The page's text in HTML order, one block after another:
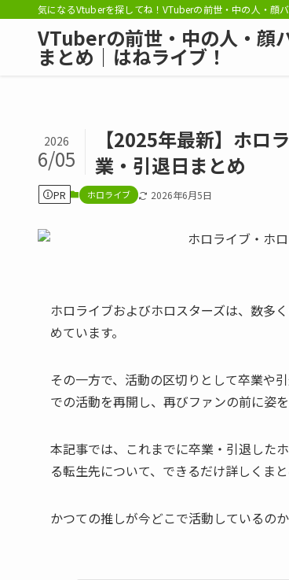
気になるVtuberを探してね！VTuberの前世・中の人・顔
VTuberの前世・中の人・顔
まとめ｜はねライブ！
【2025年最新】ホロ
業・引退日まとめ
2026
6/05
PR ホロライブ 2026年6月5日
ホロライブおよびホロスターズは、数多
めています。
その一方で、活動の区切りとして卒業や
での活動を再開し、再びファンの前に姿
本記事では、これまでに卒業・引退した
る転生先について、できるだけ詳しくまと
かつての推しが今どこで活動しているの